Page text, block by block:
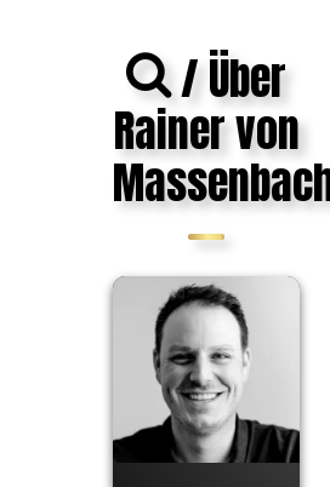
/ Über
Rainer von